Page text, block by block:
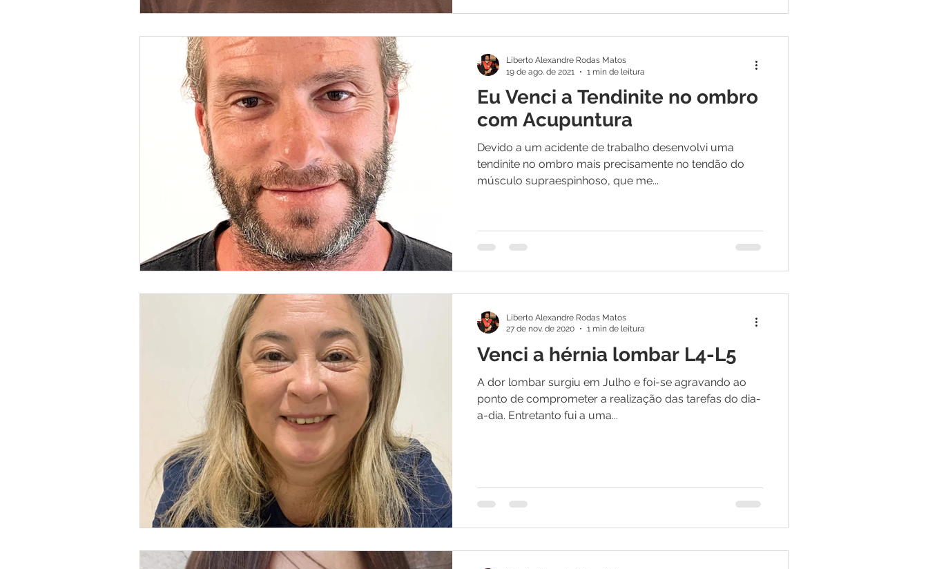
Eu Venci a Tendinite no ombro
com Acupuntura
Devido a um acidente de trabalho desenvolvi uma
tendinite no ombro mais precisamente no tendão do
músculo supraespinhoso, que me...
Liberto Alexandre Rodas Matos
19 de ago. de 2021
1 min de leitura
Venci a hérnia lombar L4-L5
A dor lombar surgiu em Julho e foi-se agravando ao
ponto de comprometer a realização das tarefas do dia-
a-dia. Entretanto fui a uma...
Liberto Alexandre Rodas Matos
27 de nov. de 2020
1 min de leitura